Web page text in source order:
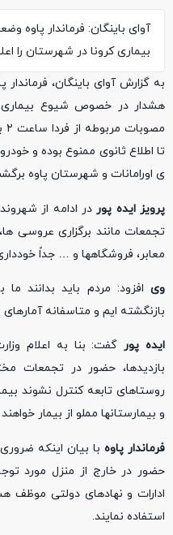
آوای باینگان: فرماندار
بیماری کرونا در شهرستان را
به گزارش آوای باینگان،
هشدار در خصوص شیوع بیماری
تا اطلاع ثانوی ممنوع بوده و
ی اورامانات و شهرستان پاوه
پرویز ایده پور در ادامه از
تجمعات مانند برگزاری عروسی
معابر، فروشگاهها و … جداً
وی افزود: مردم باید بدانند
بازنگشته ایم و متاسفانه
ایده پورگفت: بنا به اعلام
بازدیدها، حضور در تجمعات
روستاهای تابعه کنترل نشوند
و بیمارستانها مملو از بیمار
فرماندار پاوه با بیان اینکه
حضور در خارج از منزل مورد
ادارات و نهادهای دولتی موظف
استفاده نمایند.